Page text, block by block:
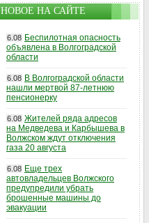
НОВОЕ НА САЙТЕ
6.08 Беспилотная опасность
объявлена в Волгоградской
области
6.08 В Волгоградской области
нашли мертвой 87-летнюю
пенсионерку
6.08 Жителей ряда адресов
на Медведева и Карбышева в
Волжском ждут отключения
газа 20 августа
6.08 Еще трех
автовладельцев Волжского
предупредили убрать
брошенные машины до
эвакуации